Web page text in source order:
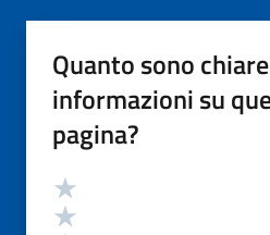
Quanto sono
informazioni su
pagina?
Valutazione